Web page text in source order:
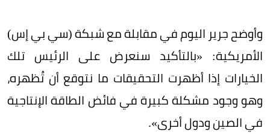
وأوضح جرير اليوم في مقابلة مع شبكة (سي بي إس)
الأمريكية: «بالتأكيد سنعرض على الرئيس تلك
الخيارات إذا أظهرت التحقيقات ما نتوقع أن تُظهره،
وهو وجود مشكلة كبيرة في فائض الطاقة الإنتاجية
في الصين ودول أخرى».